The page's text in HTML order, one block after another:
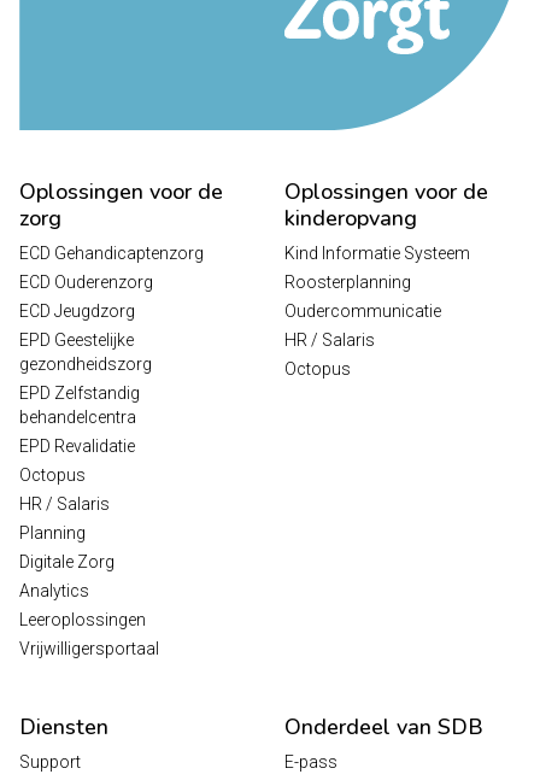
Oplossingen voor de
zorg
ECD Gehandicaptenzorg
ECD Ouderenzorg
ECD Jeugdzorg
EPD Geestelijke
gezondheidszorg
EPD Zelfstandig
behandelcentra
EPD Revalidatie
Octopus
HR / Salaris
Planning
Digitale Zorg
Analytics
Leeroplossingen
Vrijwilligersportaal
Oplossingen voor de
kinderopvang
Kind Informatie Systeem
Roosterplanning
Oudercommunicatie
HR / Salaris
Octopus
Diensten
Support
Onderdeel van SDB
E-pass